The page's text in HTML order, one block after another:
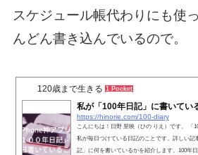
スケジュール帳代わりにも使
んどん書き込んでいるので。
120歳まで生きる 1 Pocket
私が「100年日記」に書いてい
https://hinorie.com/100-diary
こんにちは！日野 里映（ひの りえ）です。 「
私が毎日つけている日記のことです。詳しい記
記」に何を書いているかを紹介します。100年